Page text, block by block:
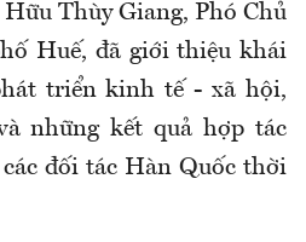
Thùy Giang, Phó Chủ
Huế, đã giới thiệu khái
triển kinh tế - xã hội,
những kết quả hợp tác
đối tác Hàn Quốc thời